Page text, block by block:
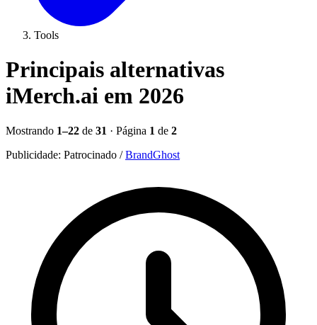
Tools
Principais alternativas
iMerch.ai em 2026
Mostrando 1–22 de 31 · Página 1 de 2
Publicidade: Patrocinado / BrandGhost